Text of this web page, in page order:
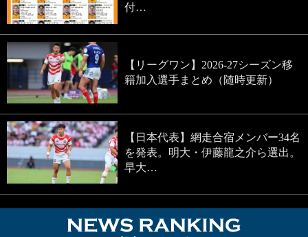
付…
【リーグワン】2026-27シーズン移
籍加入選手まとめ（随時更新）
【日本代表】網走合宿メンバー34名
を発表。明大・伊藤龍之介ら選出。
早大…